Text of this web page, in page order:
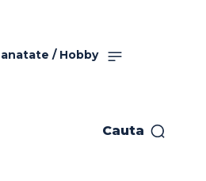
/ Hobby
Cauta